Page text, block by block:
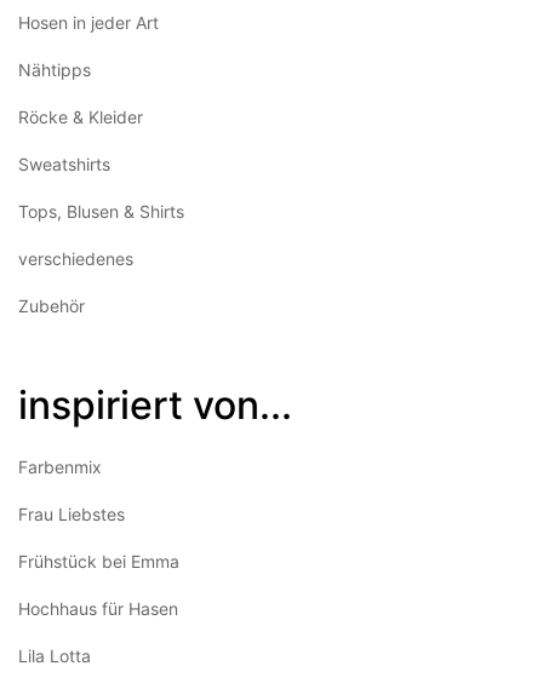
Hosen in jeder Art
Nähtipps
Röcke & Kleider
Sweatshirts
Tops, Blusen & Shirts
verschiedenes
Zubehör
inspiriert von...
Farbenmix
Frau Liebstes
Frühstück bei Emma
Hochhaus für Hasen
Lila Lotta